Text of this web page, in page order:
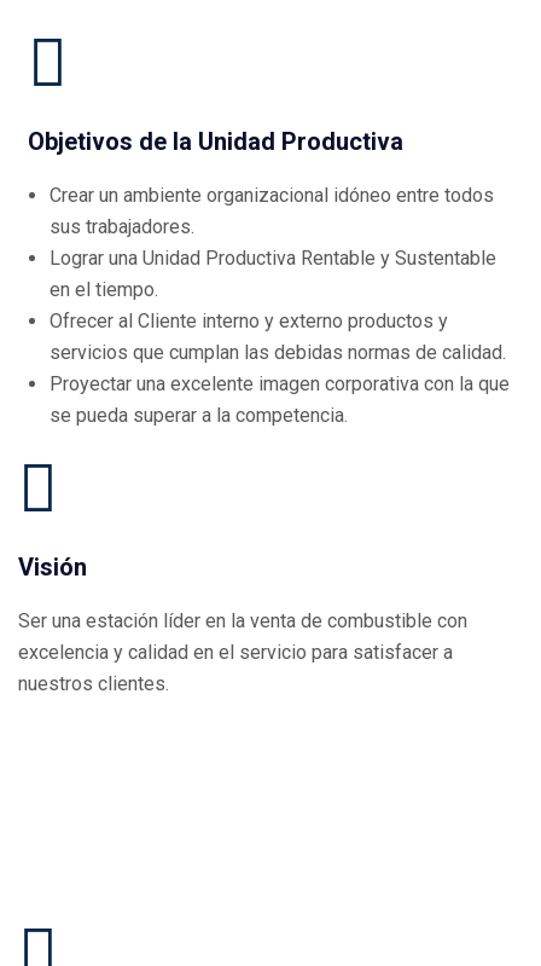
Objetivos de la Unidad Productiva
Crear un ambiente organizacional idóneo entre todos
sus trabajadores.
Lograr una Unidad Productiva Rentable y Sustentable
en el tiempo.
Ofrecer al Cliente interno y externo productos y
servicios que cumplan las debidas normas de calidad.
Proyectar una excelente imagen corporativa con la que
se pueda superar a la competencia.
Visión
Ser una estación líder en la venta de combustible con
excelencia y calidad en el servicio para satisfacer a
nuestros clientes.